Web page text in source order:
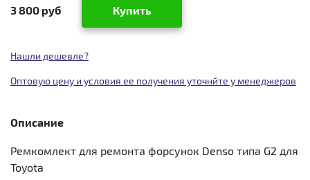
3 800 руб Купить
Нашли дешевле?
Оптовую цену и условия ее получения уточнйте у менеджеров
Описание
Ремкомлект для ремонта форсунок Denso типа G2 для
Toyota